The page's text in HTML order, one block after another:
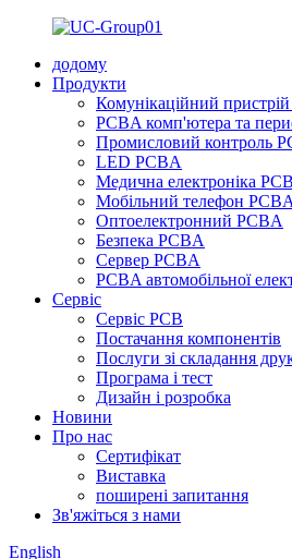
додому
Продукти
Комунікаційний
PCBA комп'ютера та
Промисловий контроль
LED PCBA
Медична електроніка
Мобільний телефон PCBA
Оптоелектронний PCBA
Безпека PCBA
Сервер PCBA
PCBA автомобільної
Сервіс
Сервіс PCB
Постачання компонентів
Послуги зі складання
Програма і тест
Дизайн і розробка
Новини
Про нас
Сертифікат
Виставка
поширені запитання
Зв'яжіться з нами
English